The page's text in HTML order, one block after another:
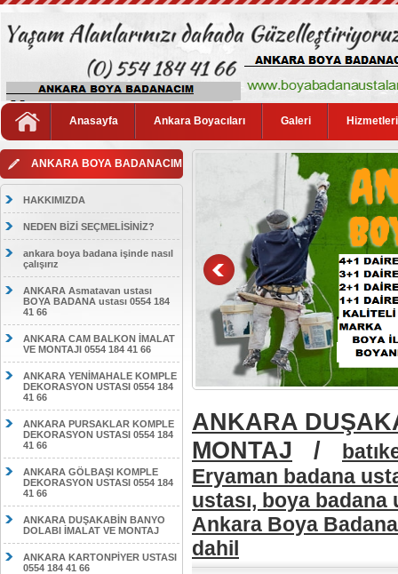
Anasayfa Ankara Boyacıları Galeri
ANKARA BOYA BADANACIM
HAKKIMIZDA
NEDEN BİZİ SEÇMELİSİNİZ?
ankara boya badana işinde nasıl
çalışırız
ANKARA Asmatavan ustası
BOYA BADANA ustası 0554 184
41 66
ANKARA CAM BALKON İMALAT
VE MONTAJI 0554 184 41 66
ANKARA YENİMAHALE KOMPLE
DEKORASYON USTASI 0554 184
41 66
ANKARA PURSAKLAR KOMPLE
DEKORASYON USTASI 0554 184
41 66
ANKARA GÖLBAŞI KOMPLE
DEKORASYON USTASI 0554 184
41 66
ANKARA DUŞAKABİN BANYO
DOLABI İMALAT VE MONTAJ
ANKARA KARTONPİYER USTASI
0554 184 41 66
ANKARA
MONTAJ /
Eryaman badana
ustası, boya badana
Ankara Boya
dahil